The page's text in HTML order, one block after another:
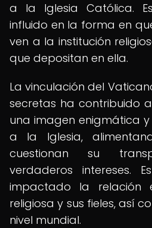
a la Iglesia Católica.
influido en la forma en
ven a la institución
que depositan en ella.
La vinculación del
secretas ha contribuido
una imagen enigmática
a la Iglesia,
cuestionan su
verdaderos intereses.
impactado la relación
religiosa y sus fieles, así
nivel mundial.